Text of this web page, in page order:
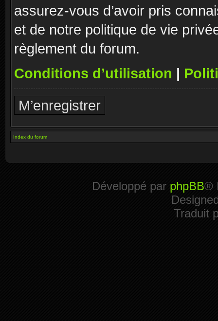
assurez-vous d’avoir pris
et de notre politique de vie
règlement du forum.
Conditions d’utilisation |
M’enregistrer
Index du forum
Développé par phpBB®
Traduit